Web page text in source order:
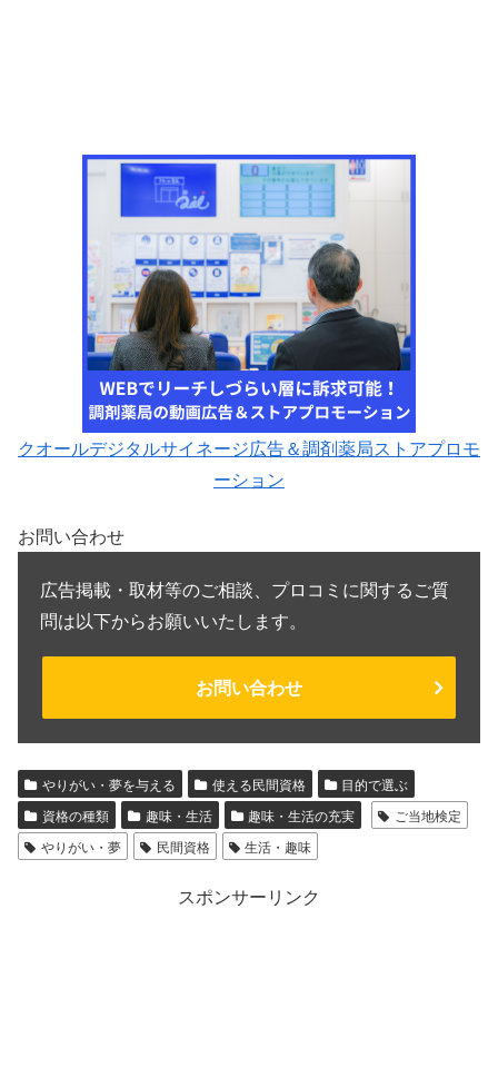
クオールデジタルサイネージ広告＆調剤薬局ストアプロモ
ーション
お問い合わせ
広告掲載・取材等のご相談、プロコミに関するご質
問は以下からお願いいたします。
お問い合わせ
やりがい・夢を与える 使える民間資格
目的で選ぶ
資格の種類
趣味・生活 趣味・生活の充実
ご当地検定
やりがい・夢
民間資格 生活・趣味
スポンサーリンク